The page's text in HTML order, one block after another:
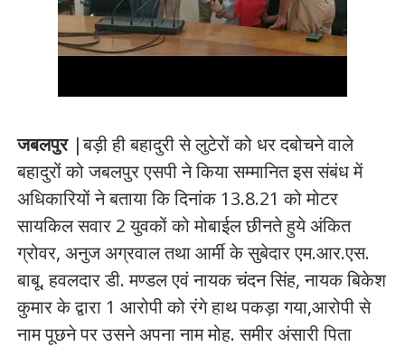
जबलपुर|बड़ी ही बहादुरी से लुटेरों को धर दबोचने वाले
बहादुरों को जबलपुर एसपी ने किया सम्मानित इस संबंध में
अधिकारियों ने बताया कि दिनांक 13.8.21 को मोटर
सायकिल सवार 2 युवकों को मोबाईल छीनते हुये अंकित
ग्रोवर, अनुज अग्रवाल तथा आर्मी के सुबेदार एम.आर.एस.
बाबू, हवलदार डी. मण्डल एवं नायक चंदन सिंह, नायक बिकेश
कुमार के द्वारा 1 आरोपी को रंगे हाथ पकड़ा गया,आरोपी से
नाम पूछने पर उसने अपना नाम मोह. समीर अंसारी पिता